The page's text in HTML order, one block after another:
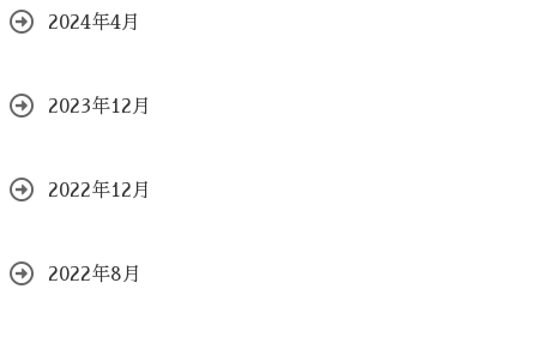
2024年4月
2023年12月
2022年12月
2022年8月